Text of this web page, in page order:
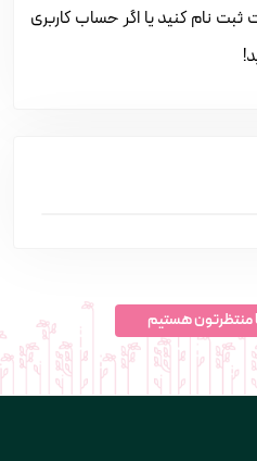
ثبت نام کنید یا اگر حساب کاربری
منتظرتون هستیم